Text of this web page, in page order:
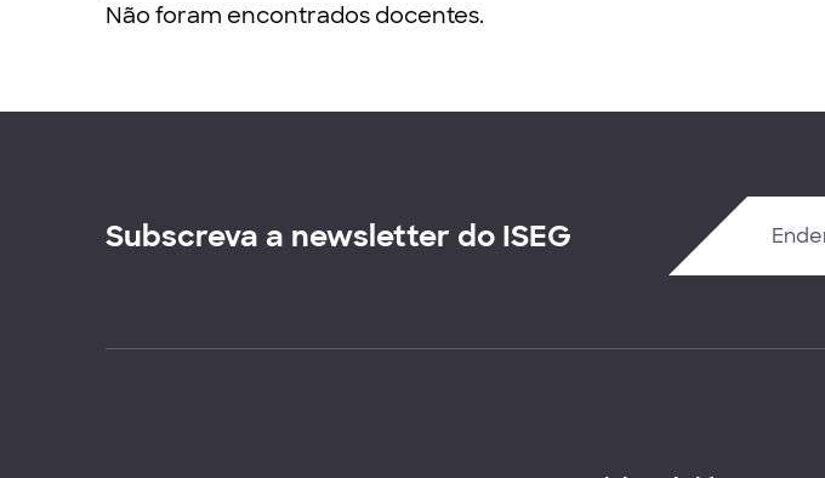
Não foram encontrados docentes.
Subscreva a newsletter do ISEG